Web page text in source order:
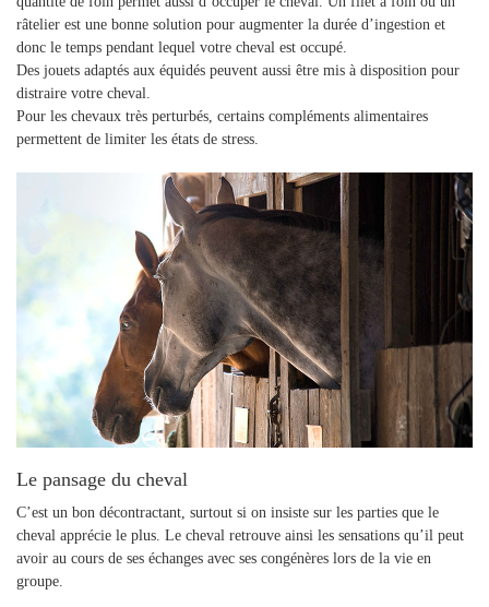
râtelier est une bonne solution pour augmenter la durée d’ingestion et
donc le temps pendant lequel votre cheval est occupé.
Des jouets adaptés aux équidés peuvent aussi être mis à disposition pour
distraire votre cheval.
Pour les chevaux très perturbés, certains compléments alimentaires
permettent de limiter les états de stress.
Le pansage du cheval
C’est un bon décontractant, surtout si on insiste sur les parties que le
cheval apprécie le plus. Le cheval retrouve ainsi les sensations qu’il peut
avoir au cours de ses échanges avec ses congénères lors de la vie en
groupe.